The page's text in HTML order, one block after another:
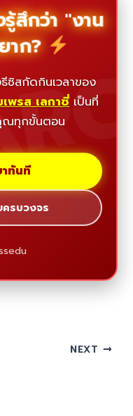
สึกว่า "งาน
าก?
ซิสกัดกินเวลาของ
พรส เลกาซี่ เป็นที่
ณทุกขั้นตอน
ทันที
รบวงจร
NEXT